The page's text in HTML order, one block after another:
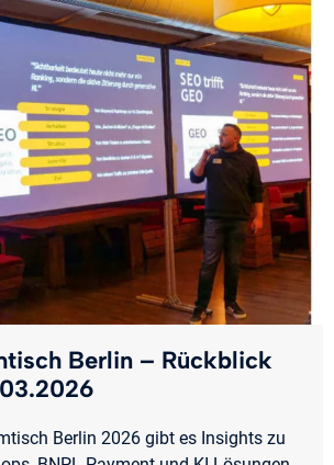
Berlin – Rückblick
Berlin 2026 gibt es Insights zu